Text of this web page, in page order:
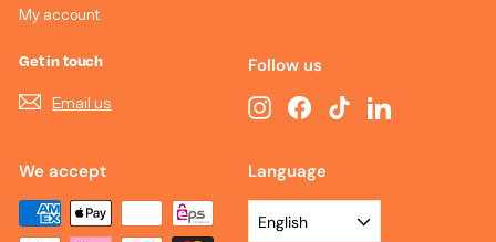
My account
Get in touch
Email us
Follow us
InstagramFacebookTikTokLinkedIn
We accept Language
English